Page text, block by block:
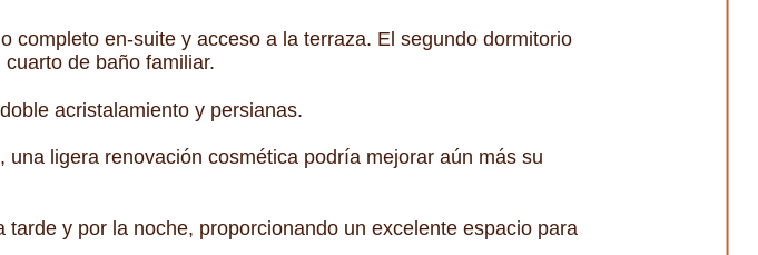
completo en-suite y acceso a la terraza. El segundo dormitorio
de baño familiar.
acristalamiento y persianas.
ligera renovación cosmética podría mejorar aún más su
y por la noche, proporcionando un excelente espacio para